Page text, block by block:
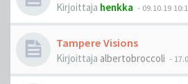
Kirjoittaja henkka - 09.10.19
Tampere Visions
Kirjoittaja albertobroccoli -